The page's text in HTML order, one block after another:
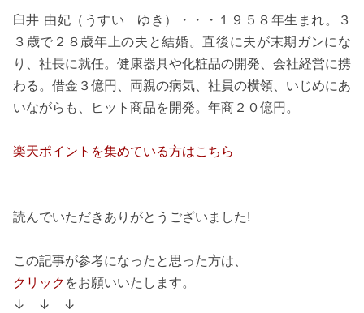
臼井 由妃（うすい ゆき）・・・１９５８年生まれ。３
３歳で２８歳年上の夫と結婚。直後に夫が末期ガンにな
り、社長に就任。健康器具や化粧品の開発、会社経営に携
わる。借金３億円、両親の病気、社員の横領、いじめにあ
いながらも、ヒット商品を開発。年商２０億円。
楽天ポイントを集めている方はこちら
読んでいただきありがとうございました!
この記事が参考になったと思った方は、
クリック をお願いいたします。
↓ ↓ ↓